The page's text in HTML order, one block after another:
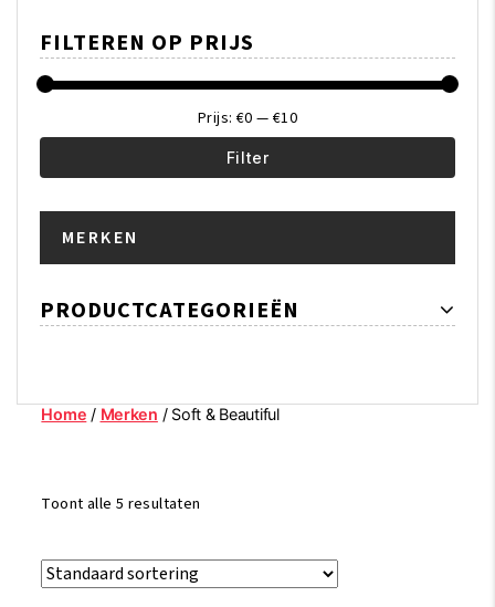
FILTEREN OP PRIJS
Filter
Prijs: €0 — €10
MERKEN
PRODUCTCATEGORIEËN
Home / Merken / Soft & Beautiful
Toont alle 5 resultaten